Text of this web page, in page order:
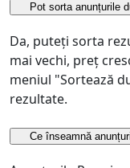
Pot sorta anunțurile
Da, puteți sorta
mai vechi, preț
meniul "Sortează
rezultate.
Ce înseamnă